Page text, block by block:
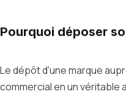
Pourquoi déposer
Le dépôt d'une marque
commercial en un véritable